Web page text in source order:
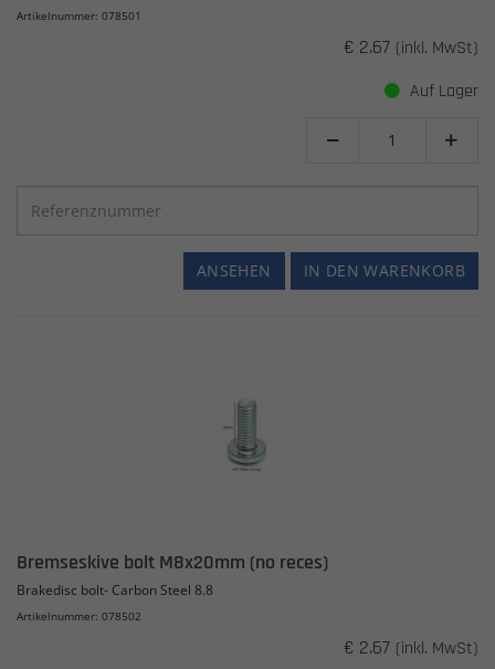
Artikelnummer: 078501
€ 2.67 (inkl. MwSt)
Auf Lager
 
IN DEN WARENKORB
ANSEHEN
Bremseskive bolt M8x20mm (no reces)
Brakedisc bolt- Carbon Steel 8.8
Artikelnummer: 078502
€ 2.67 (inkl. MwSt)